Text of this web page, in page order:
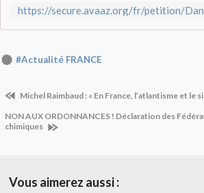
#Actualité FRANCE
Michel Raimbaud : « En France, l’atlantisme et
NON AUX ORDONNANCES ! Déclaration des
chimiques
Vous aimerez aussi :